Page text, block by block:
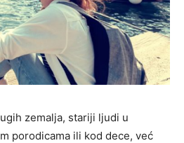
zemalja, stariji ljudi u
porodicama ili kod dece, već